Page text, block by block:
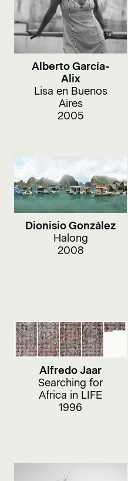
Alberto García-
Alix
Lisa en Buenos
Aires
2005
Dionisio González
Halong
2008
Alfredo Jaar
Searching for
Africa in LIFE
1996